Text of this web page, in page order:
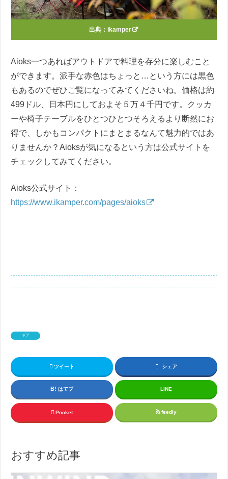
出典： ikamper
Aioks一つあればアウトドアで料理を存分に楽しむこと
ができます。派手な赤色はちょっと…という方には黒色
もあるのでぜひご覧になってみてくださいね。価格は約
499ドル、日本円にしておよそ５万４千円です。クッカ
ーや椅子テーブルをひとつひとつそろえるより断然にお
得で、しかもコンパクトにまとまるなんて魅力的ではあ
りませんか？Aioksが気になるという方は公式サイトを
チェックしてみてください。
Aioks公式サイト：
https://www.ikamper.com/pages/aioks
ギア
ツイート シェア
はてブ LINE
Pocket feedly
おすすめ記事